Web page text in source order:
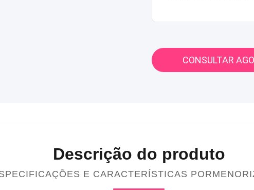
CONSULTAR
Descrição do produto
E CARACTERÍSTICAS